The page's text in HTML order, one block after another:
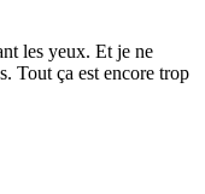
les yeux. Et je ne
Tout ça est encore trop